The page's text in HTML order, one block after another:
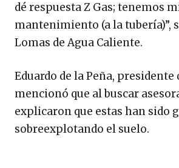
dé respuesta Z Gas; tenemos
mantenimiento (a la tubería)”,
Lomas de Agua Caliente.
Eduardo de la Peña,
mencionó que al buscar
explicaron que estas han sido
sobreexplotando el suelo.